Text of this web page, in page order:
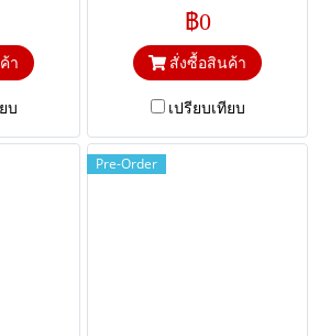
mm.
mm
า
บ
Range 0-50 mm. & Depth 169
mm. Ball Ø 3
฿0
สั่งซื้อสินค้า
เปรียบเทียบ
Pre-Order